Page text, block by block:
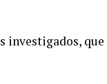
investigados, que